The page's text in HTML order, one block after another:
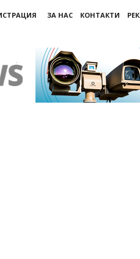
ЗА НАС КОНТАКТИ